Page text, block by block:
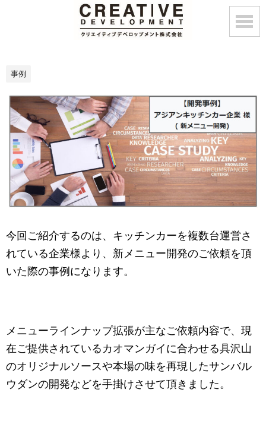
事例
今回ご紹介するのは、キッチンカーを複数台運営さ
れている企業様より、新メニュー開発のご依頼を頂
いた際の事例になります。
メニューラインナップ拡張が主なご依頼内容で、現
在ご提供されているカオマンガイに合わせる具沢山
のオリジナルソースや本場の味を再現したサンバル
ウダンの開発などを手掛けさせて頂きました。